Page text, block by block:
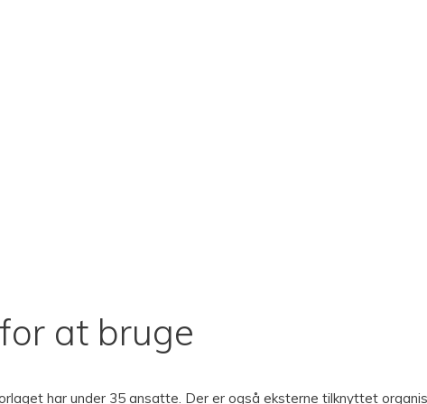
at bruge
har under 35 ansatte. Der er også eksterne tilknyttet